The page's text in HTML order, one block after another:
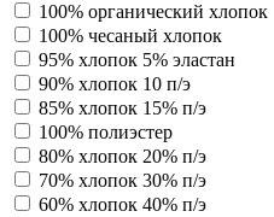
100% органический хлопок
100% чесаный хлопок
95% хлопок 5% эластан
90% хлопок 10 п/э
85% хлопок 15% п/э
100% полиэстер
80% хлопок 20% п/э
70% хлопок 30% п/э
60% хлопок 40% п/э